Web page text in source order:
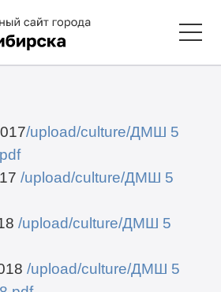
/upload/culture/ДМШ 5
/upload/culture/ДМШ 5
/upload/culture/ДМШ 5
/upload/culture/ДМШ 5